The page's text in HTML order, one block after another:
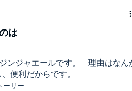
ンジャエールです。 理由はなん
便利だからです。
は